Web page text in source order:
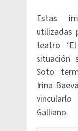
Estas
utilizadas
teatro
situación
Soto
Irina
Galliano.